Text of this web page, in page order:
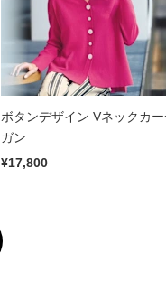
ボタンデザイン Vネックカー
ガン
¥17,800